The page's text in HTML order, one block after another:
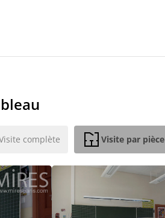
complète Visite par pièce